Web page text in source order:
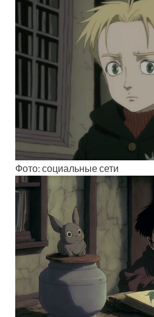
Фото: социальные сети